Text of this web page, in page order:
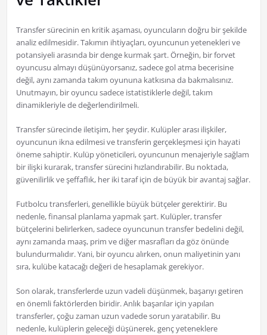
Transfer sürecinin en kritik aşaması, oyuncuların doğru bir şekilde
analiz edilmesidir. Takımın ihtiyaçları, oyuncunun yetenekleri ve
potansiyeli arasında bir denge kurmak şart. Örneğin, bir forvet
oyuncusu almayı düşünüyorsanız, sadece gol atma becerisine
değil, aynı zamanda takım oyununa katkısına da bakmalısınız.
Unutmayın, bir oyuncu sadece istatistiklerle değil, takım
dinamikleriyle de değerlendirilmeli.
Transfer sürecinde iletişim, her şeydir. Kulüpler arası ilişkiler,
oyuncunun ikna edilmesi ve transferin gerçekleşmesi için hayati
öneme sahiptir. Kulüp yöneticileri, oyuncunun menajeriyle sağlam
bir ilişki kurarak, transfer sürecini hızlandırabilir. Bu noktada,
güvenilirlik ve şeffaflık, her iki taraf için de büyük bir avantaj sağlar.
Futbolcu transferleri, genellikle büyük bütçeler gerektirir. Bu
nedenle, finansal planlama yapmak şart. Kulüpler, transfer
bütçelerini belirlerken, sadece oyuncunun transfer bedelini değil,
aynı zamanda maaş, prim ve diğer masrafları da göz önünde
bulundurmalıdır. Yani, bir oyuncu alırken, onun maliyetinin yanı
sıra, kulübe katacağı değeri de hesaplamak gerekiyor.
Son olarak, transferlerde uzun vadeli düşünmek, başarıyı getiren
en önemli faktörlerden biridir. Anlık başarılar için yapılan
transferler, çoğu zaman uzun vadede sorun yaratabilir. Bu
nedenle, kulüplerin geleceği düşünerek, genç yeteneklere